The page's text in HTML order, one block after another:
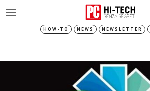
HOW-TO NEWS NEWSLETTER